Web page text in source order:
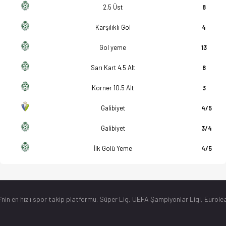
2.5 Üst 8
Karşılıklı Gol 4
Gol yeme 13
Sarı Kart 4.5 Alt 8
Korner 10.5 Alt 3
Galibiyet 4/5
Galibiyet 3/4
İlk Golü Yeme 4/5
en hızlı spor takip platformu. Süper Lig, UEFA Şampiyonlar Ligi,